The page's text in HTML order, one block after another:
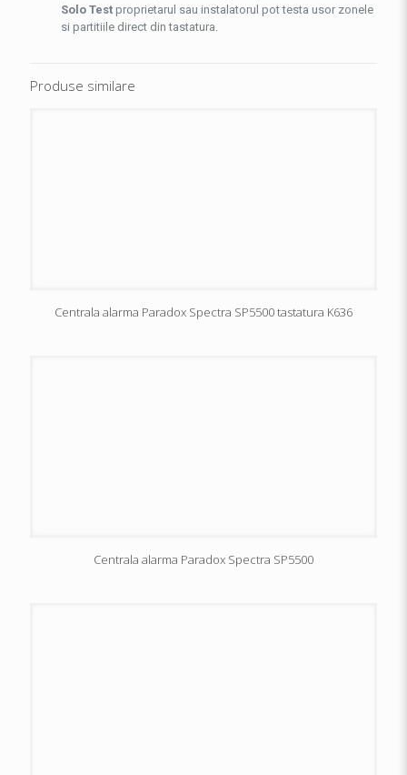
Solo Testproprietarul sau instalatorul pot testa usor zonele
si partitiile direct din tastatura.
Produse similare
Centrala alarma Paradox Spectra SP5500 tastatura K636
Centrala alarma Paradox Spectra SP5500